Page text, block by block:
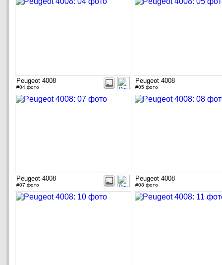
Peugeot 4008
#04 фото
Peugeot 4008
#05 фото
Peugeot 4008
#07 фото
Peugeot 4008
#08 фото